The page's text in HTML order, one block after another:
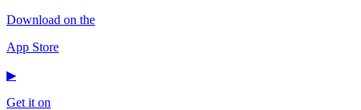
Download on the
App Store
▶
Get it on